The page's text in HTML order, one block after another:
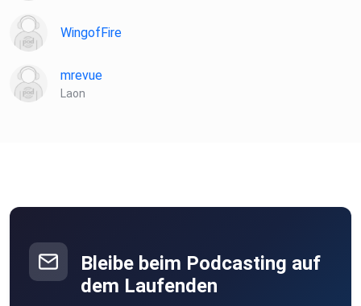
WingofFire
mrevue
Laon
Bleibe beim Podcasting auf
dem Laufenden